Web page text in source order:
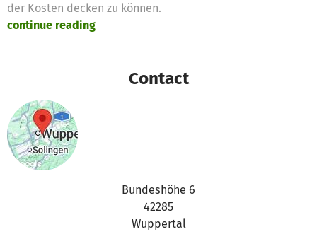
der Kosten decken zu können.
continue reading
Contact
Bundeshöhe 6
42285
Wuppertal